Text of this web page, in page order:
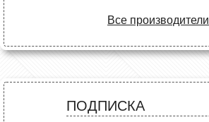
Все производители
ПОДПИСКА